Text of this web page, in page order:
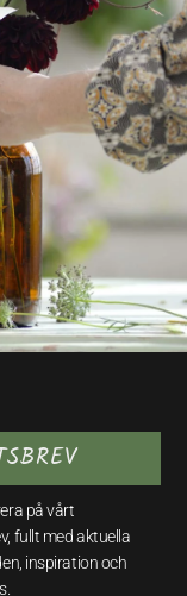
på vårt
fullt med aktuella
inspiration och